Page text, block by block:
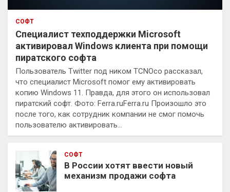
СОФТ
Специалист техподдержки Microsoft
активировал Windows клиента при помощи
пиратского софта
Пользователь Twitter под ником TCNOco рассказал,
что специалист Microsoft помог ему активировать
копию Windows 11. Правда, для этого он использовал
пиратский софт. Фото: Ferra.ruFerra.ru Произошло это
после того, как сотрудник компании не смог помочь
пользователю активировать…
СОФТ
В России хотят ввести новый
механизм продажи софта